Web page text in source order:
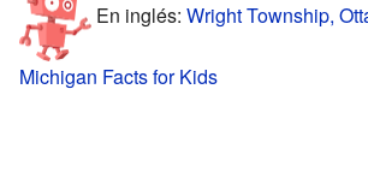
En inglés: Wright Township,
Michigan Facts for Kids